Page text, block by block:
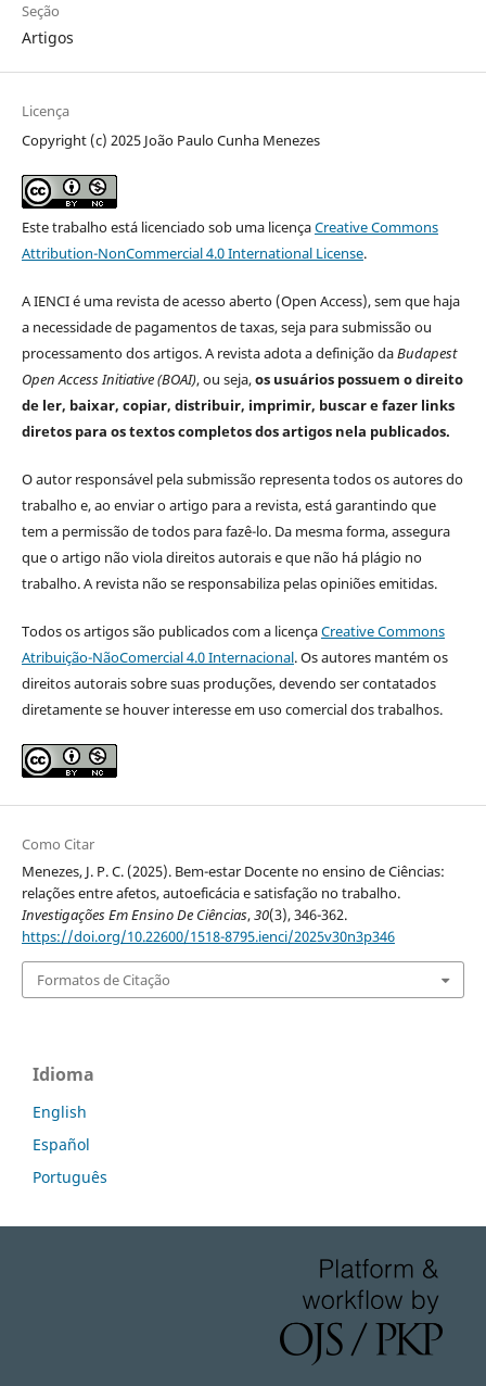
Seção
Artigos
Licença
Copyright (c) 2025 João Paulo Cunha Menezes
Este trabalho está licenciado sob uma licençaCreative Commons
Attribution-NonCommercial 4.0 International License.
A IENCI é uma revista de acesso aberto (Open Access), sem que haja
a necessidade de pagamentos de taxas, seja para submissão ou
processamento dos artigos. A revista adota a definição daBudapest
Open Access Initiative (BOAI), ou seja,os usuários possuem o direito
de ler, baixar, copiar, distribuir, imprimir, buscar e fazer links
diretos para os textos completos dos artigos nela publicados.
O autor responsável pela submissão representa todos os autores do
trabalho e, ao enviar o artigo para a revista, está garantindo que
tem a permissão de todos para fazê-lo. Da mesma forma, assegura
que o artigo não viola direitos autorais e que não há plágio no
trabalho. A revista não se responsabiliza pelas opiniões emitidas.
Todos os artigos são publicados com a licençaCreative Commons
Atribuição-NãoComercial 4.0 Internacional. Os autores mantém os
direitos autorais sobre suas produções, devendo ser contatados
diretamente se houver interesse em uso comercial dos trabalhos.
Como Citar
Menezes, J. P. C. (2025). Bem-estar Docente no ensino de Ciências:
relações entre afetos, autoeficácia e satisfação no trabalho.
Investigações Em Ensino De Ciências,30(3), 346-362.
https://doi.org/10.22600/1518-8795.ienci/2025v30n3p346
Formatos de Citação
Idioma
English
Español
Português